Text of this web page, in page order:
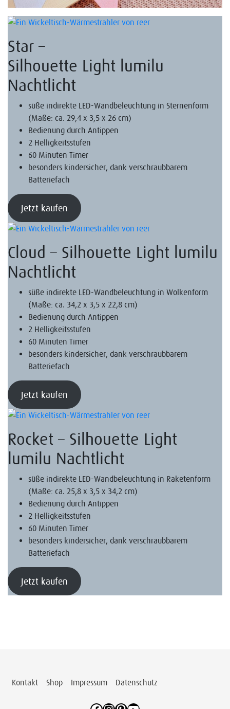
Star –
Silhouette Light lumilu
Nachtlicht
süße indirekte LED-Wandbeleuchtung in Sternenform
(Maße: ca. 29,4 x 3,5 x 26 cm)
Bedienung durch Antippen
2 Helligkeitsstufen
60 Minuten Timer
besonders kindersicher, dank verschraubbarem
Batteriefach
Jetzt kaufen
Cloud – Silhouette Light lumilu
Nachtlicht
süße indirekte LED-Wandbeleuchtung in Wolkenform
(Maße: ca. 34,2 x 3,5 x 22,8 cm)
Bedienung durch Antippen
2 Helligkeitsstufen
60 Minuten Timer
besonders kindersicher, dank verschraubbarem
Batteriefach
Jetzt kaufen
Rocket – Silhouette Light
lumilu Nachtlicht
süße indirekte LED-Wandbeleuchtung in Raketenform
(Maße: ca. 25,8 x 3,5 x 34,2 cm)
Bedienung durch Antippen
2 Helligkeitsstufen
60 Minuten Timer
besonders kindersicher, dank verschraubbarem
Batteriefach
Jetzt kaufen
Kontakt Shop Impressum Datenschutz